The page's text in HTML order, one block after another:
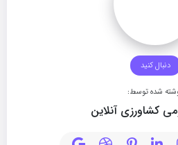
دنبال کنید
شده توسط:
کشاورزی آنلاین